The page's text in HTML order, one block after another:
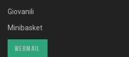
Giovanili
Minibasket
WEBMAIL